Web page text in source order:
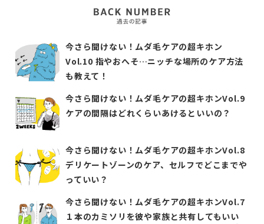
今さら聞けない！ムダ毛ケアの超キホン
Vol.10 指やおへそ…ニッチな場所のケア方法
も教えて！
今さら聞けない！ムダ毛ケアの超キホンVol.9
ケアの間隔はどれくらいあけるといいの？
今さら聞けない！ムダ毛ケアの超キホンVol.8
デリケートゾーンのケア、セルフでどこまでや
っていい？
今さら聞けない！ムダ毛ケアの超キホンVol.7
１本のカミソリを彼や家族と共有してもいい